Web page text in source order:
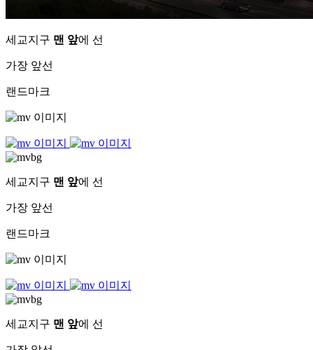
세교지구 맨 앞에 선
가장 앞선
랜드마크
세교지구 맨 앞에 선
가장 앞선
랜드마크
세교지구 맨 앞에 선